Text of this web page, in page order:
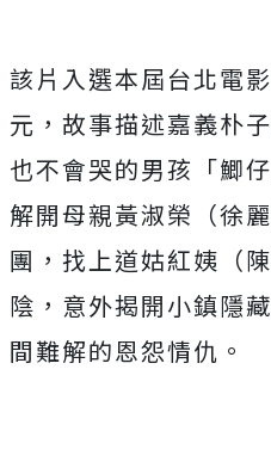
該片入選本屆台北電
元， 故事描述嘉義朴
也不會哭的男孩「鯽
解開母親黃淑榮（徐
團， 找上道姑紅姨（
陰， 意外揭開小鎮隱
間難解的恩怨情仇。